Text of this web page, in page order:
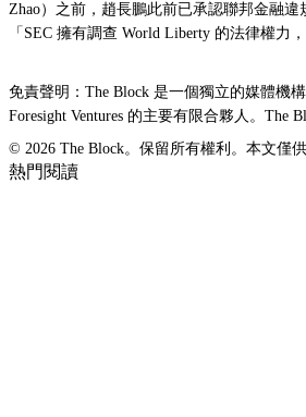
Zhao）之前，趙長鵬此前已承認聯邦金融違
「SEC 擁有調查 World Liberty 的法律權
免責聲明：The Block 是一個獨立的媒體機
Foresight Ventures 的主要有限合夥人。
© 2026 The Block。保留所有權利。本文僅
熱門閱讀